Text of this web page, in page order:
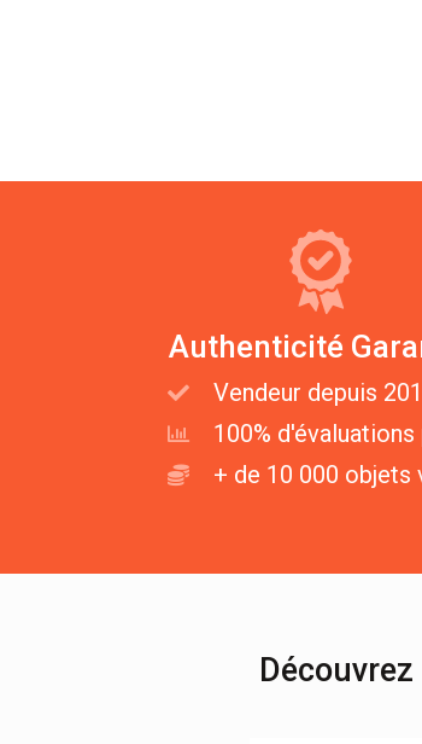
Authenticité
Vendeur depuis
100%
+ de 10 000 objets